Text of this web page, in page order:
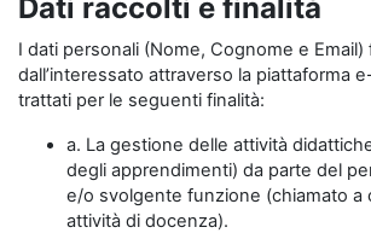
Dati raccolti e finalità
I dati personali (Nome, Cognome e Email)
dall’interessato attraverso la piattaforma
trattati per le seguenti finalità:
a. La gestione delle attività
degli apprendimenti) da parte del
e/o svolgente funzione (chiamato a
attività di docenza).